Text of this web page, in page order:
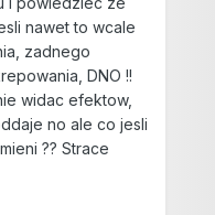
nawet to wcale
zadnego
DNO !!
widac efektow,
no ale co jesli
?? Strace